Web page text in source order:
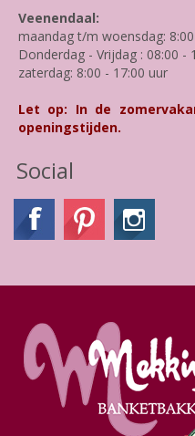
Veenendaal:
maandag t/m woensdag:
Donderdag - Vrijdag : 08:00 -
zaterdag: 8:00 - 17:00 uur
Let op: In de
openingstijden.
Social